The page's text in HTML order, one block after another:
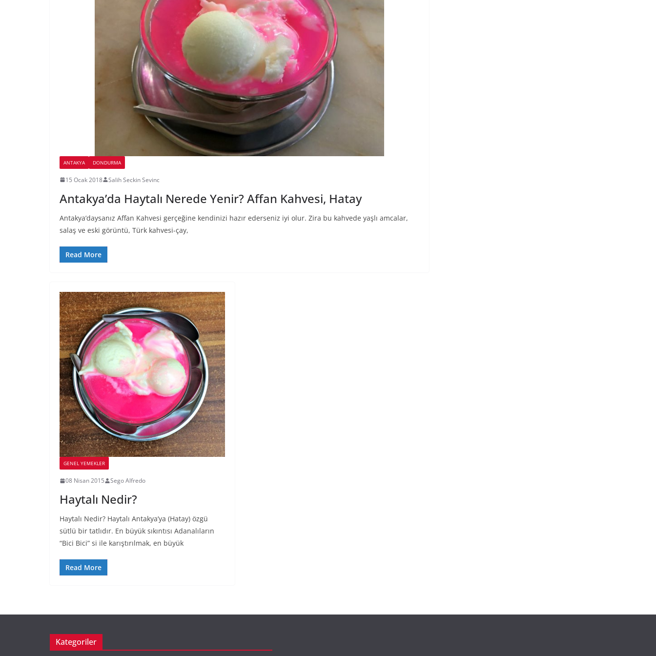
ANTAKYA DONDURMA
15 Ocak 2018 Salih Seckin Sevinc
Antakya’da Haytalı Nerede Yenir? Affan Kahvesi, Hatay
Antakya’daysanız Affan Kahvesi gerçeğine kendinizi hazır ederseniz iyi olur. Zira bu kahvede yaşlı amcalar,
salaş ve eski görüntü, Türk kahvesi-çay,
Read More
GENEL YEMEKLER
08 Nisan 2015 Sego Alfredo
Haytalı Nedir?
Haytalı Nedir? Haytalı Antakya’ya (Hatay) özgü
sütlü bir tatlıdır. En büyük sıkıntısı Adanalıların
“Bici Bici” si ile karıştırılmak, en büyük
Read More
Kategoriler